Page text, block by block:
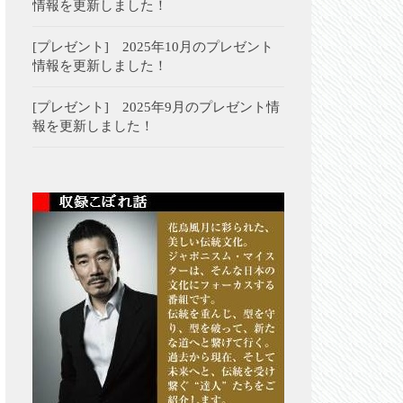
情報を更新しました！
[プレゼント] 2025年10月のプレゼント
情報を更新しました！
[プレゼント] 2025年9月のプレゼント情
報を更新しました！